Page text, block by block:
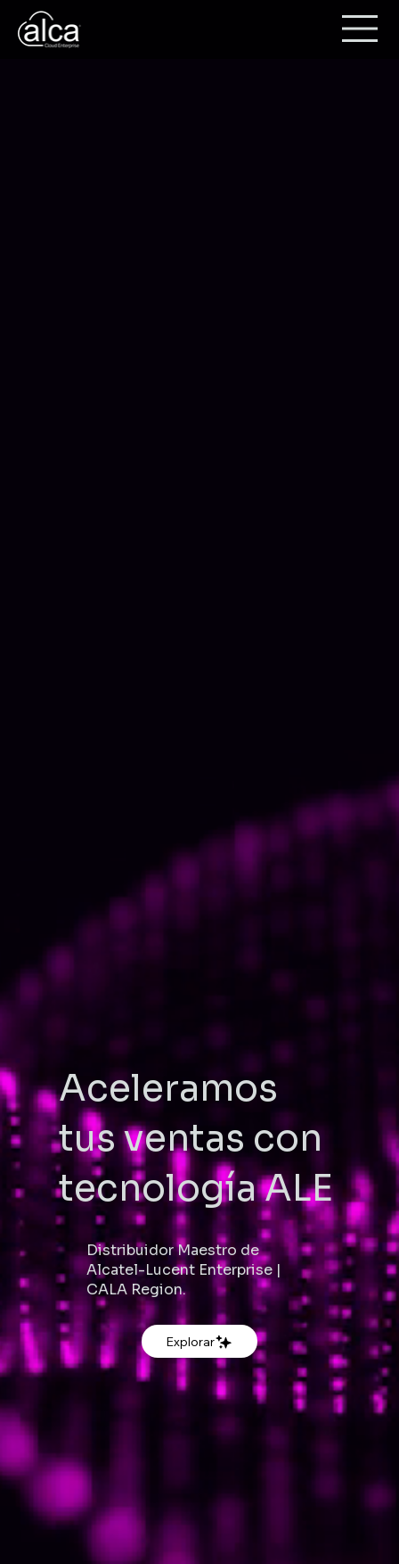
Aceleramos
tus ventas con
tecnología ALE
Distribuidor Maestro de
Alcatel-Lucent Enterprise |
CALA Region.
Explorar